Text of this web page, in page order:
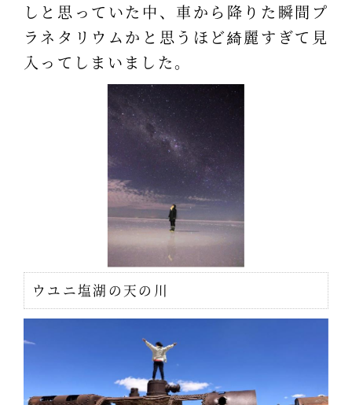
しと思っていた中、車から降りた瞬間プ
ラネタリウムかと思うほど綺麗すぎて見
入ってしまいました。
ウユニ塩湖の天の川